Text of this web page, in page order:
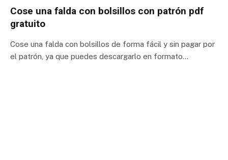
Cose una falda con bolsillos con patrón pdf
gratuito
Cose una falda con bolsillos de forma fácil y sin pagar por
el patrón, ya que puedes descargarlo en formato…